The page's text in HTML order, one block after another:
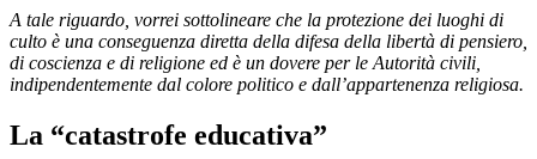
A tale riguardo, vorrei sottolineare che la protezione dei luoghi di
culto è una conseguenza diretta della difesa della libertà di pensiero,
di coscienza e di religione ed è un dovere per le Autorità civili,
indipendentemente dal colore politico e dall’appartenenza religiosa.
La “catastrofe educativa”